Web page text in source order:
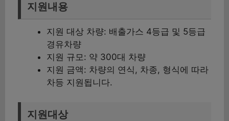
지원내용
지원 대상 차량: 배출가스 4등급 및 5등급
경유차량
지원 규모: 약 300대 차량
지원 금액: 차량의 연식, 차종, 형식에 따라
차등 지원됩니다.
지원대상